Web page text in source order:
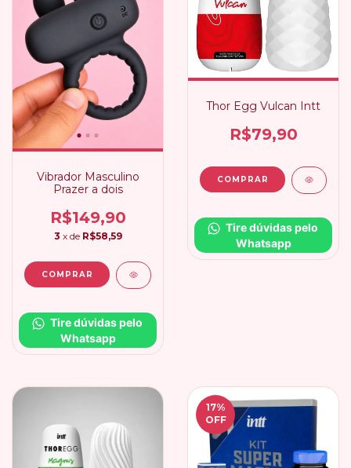
Vibrador Masculino
Prazer a dois
R$149,90
3 x de R$58,59
Tire dúvidas pelo
Whatsapp
Thor Egg Vulcan Intt
R$79,90
Tire dúvidas pelo
Whatsapp
17%
OFF